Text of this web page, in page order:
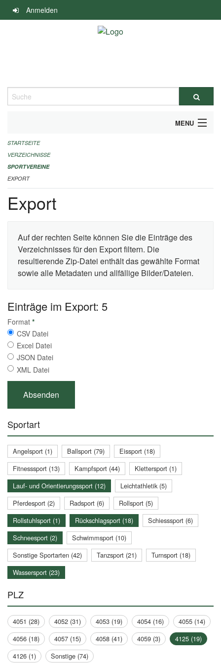
Navigation
überspringen
Anmelden
Suche
MENU
ALLGEMEINE INFORMATIONEN
FINANZIELLE UNTERSTÜTZUNG BENÖTIGT?
KONTAKT
STARTSEITE
VERZEICHNISSE
SPORTVEREINE
EXPORT
Export
Auf der rechten Seite können Sie die Einträge des
Verzeichnisses für den Export filtern. Die
resultierende Zip-Datei enthält das gewählte Format
sowie alle Metadaten und allfällige Bilder/Dateien.
Einträge im Export: 5
Format *
CSV Datei
Excel Datei
JSON Datei
XML Datei
Sportart
Angelsport (1) Ballsport (79)
Eissport (18)
Fitnesssport (13)
Kampfsport (44)
Klettersport (1)
Lauf- und Orientierungssport (12)
Leichtathletik (5)
Pferdesport (2)
Radsport (6)
Rollsport (5)
Rollstuhlsport (1)
Rückschlagsport (18)
Schiesssport (6)
Schneesport (2)
Schwimmsport (10)
Sonstige Sportarten (42)
Tanzsport (21)
Turnsport (18)
Wassersport (23)
PLZ
4051 (28) 4052 (31) 4053 (19) 4054 (16)
4055 (14)
4056 (18)
4057 (15) 4058 (41) 4059 (3)
4125 (19)
4126 (1)
Sonstige (74)